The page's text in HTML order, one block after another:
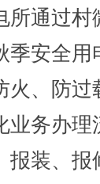
所通过村
季安全
火、防过
业务办
报装、